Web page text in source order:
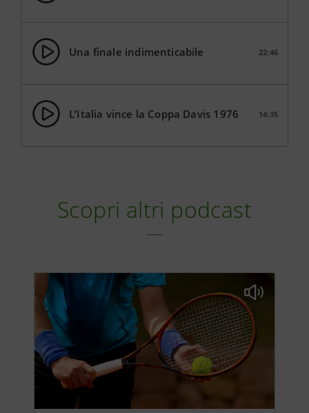
Una finale indimenticabile 22:46
L’Italia vince la Coppa Davis 1976 14:35
Scopri altri podcast